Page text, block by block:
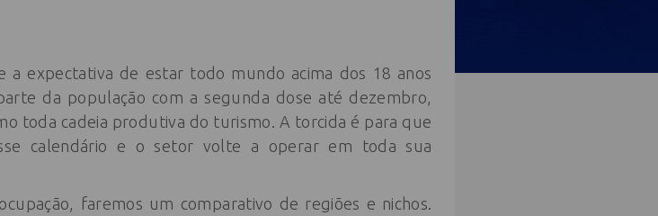
a expectativa de estar todo mundo acima dos 18 anos
da população com a segunda dose até dezembro,
toda cadeia produtiva do turismo. A torcida é para que
calendário e o setor volte a operar em toda sua
faremos um comparativo de regiões e nichos.